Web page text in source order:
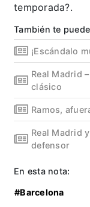
temporada?.
También te
¡Escándalo
Real Madrid
clásico
Ramos,
Real Madrid
defensor
En esta nota:
#Barcelona